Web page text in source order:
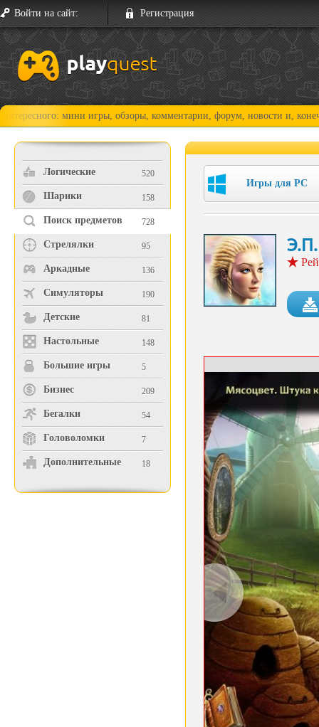
Войти на сайт: Регистрация
мини игры, обзоры, комментарии, форум, новости и, конечно,
Логические 520
Шарики 158
Поиск предметов 728
Стрелялки 95
Аркадные 136
Симуляторы 190
Детские 81
Настольные 148
Большие игры 5
Бизнес 209
Бегалки 54
Головоломки 7
Дополнительные 18
Игры для PC